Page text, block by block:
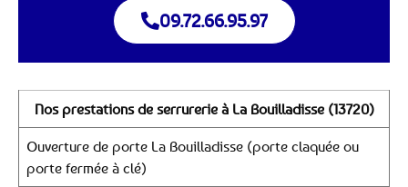
09.72.66.95.97
Nos prestations de serrurerie à La Bouilladisse (13720)
Ouverture de porte La Bouilladisse (porte claquée ou
porte fermée à clé)